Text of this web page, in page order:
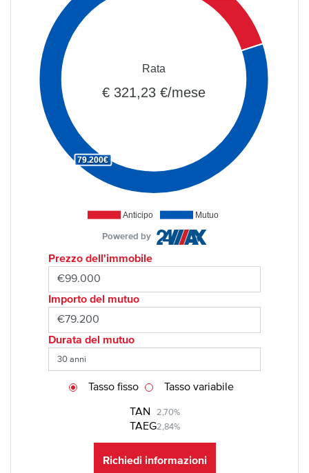
Anticipo Mutuo
79.200€
Rata
€ 321,23 €/mese
Powered by
Prezzo dell'immobile
Importo del mutuo
Durata del mutuo
TAN 2,70%
TAEG2,84%
Tasso fisso Tasso variabile
Richiedi informazioni